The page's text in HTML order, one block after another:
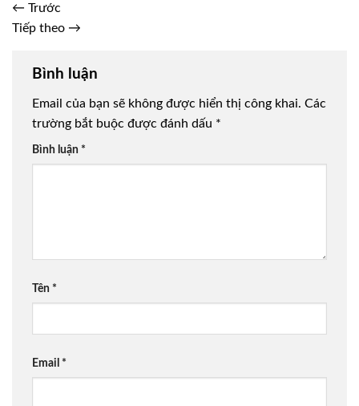
← Trước
Tiếp theo →
Bình luận
Email của bạn sẽ không được hiển thị công khai. Các
trường bắt buộc được đánh dấu *
Bình luận *
Tên *
Email *